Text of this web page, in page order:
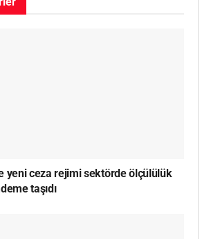
yeni ceza rejimi sektörde ölçülülük
taşıdı